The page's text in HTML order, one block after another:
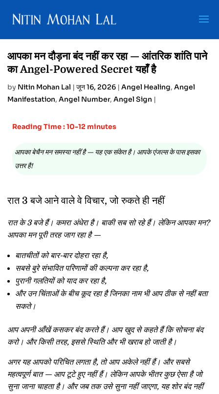
आपका मन दौड़ना बंद नहीं कर रहा — आंतरिक शांति पाने
का Angel-Powered Secret यहाँ है
by Nitin Mohan Lal | जून 16, 2026 | Angel Healing, Angel
Manifestation, Angel Number, Angel Sign |
Reading Time : 10-12 minutes
आपका बेचैन मन समस्या नहीं है — यह एक संकेत है। आपके एंजल्स के पास इसका
उत्तर है!
रात 3 बजे आने वाले वे विचार, जो रुकते ही नहीं
रात के 3 बजे हैं। कमरा अंधेरा है। बाकी सब सो रहे हैं। लेकिन आपका मन?
आपका मन पूरी तरह जाग रहा है —
बातचीतों को बार-बार दोहरा रहा है,
सबसे बुरे संभावित परिणामों की कल्पना कर रहा है,
पुरानी गलतियों को याद कर रहा है,
और उन चिंताओं के बीच कूद रहा है जिनका नाम भी आप ठीक से नहीं बता
सकते।
आप अपनी आँखें कसकर बंद करते हैं। आप खुद से कहते हैं कि सोचना बंद
करो। और किसी तरह, इससे स्थिति और भी खराब हो जाती है।
अगर यह आपको परिचित लगता है, तो आप अकेले नहीं हैं। और सबसे
महत्वपूर्ण बात — आप टूटे हुए नहीं हैं। लेकिन आपके भीतर कुछ ऐसा है जो
सुना जाना चाहता है। और जब तक उसे सुना नहीं जाएगा, यह शोर बंद नहीं